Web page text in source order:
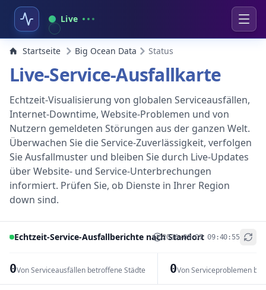
Live
Startseite Big Ocean Data Status
Live-Service-Ausfallkarte
Echtzeit-Visualisierung von globalen Serviceausfällen,
Internet-Downtime, Website-Problemen und von
Nutzern gemeldeten Störungen aus der ganzen Welt.
Überwachen Sie die Service-Zuverlässigkeit, verfolgen
Sie Ausfallmuster und bleiben Sie durch Live-Updates
über Website- und Service-Unterbrechungen
informiert. Prüfen Sie, ob Dienste in Ihrer Region
down sind.
Echtzeit-Service-Ausfallberichte nach Standort
2026-08-07 09:40:55
0Von Serviceausfällen betroffene Städte 0Von Serviceproblemen
+